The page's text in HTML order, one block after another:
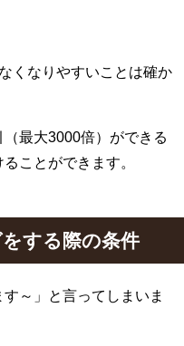
くなりやすいことは確か
（最大3000倍）ができる
ことができます。
する際の条件
～」と言ってしまいま